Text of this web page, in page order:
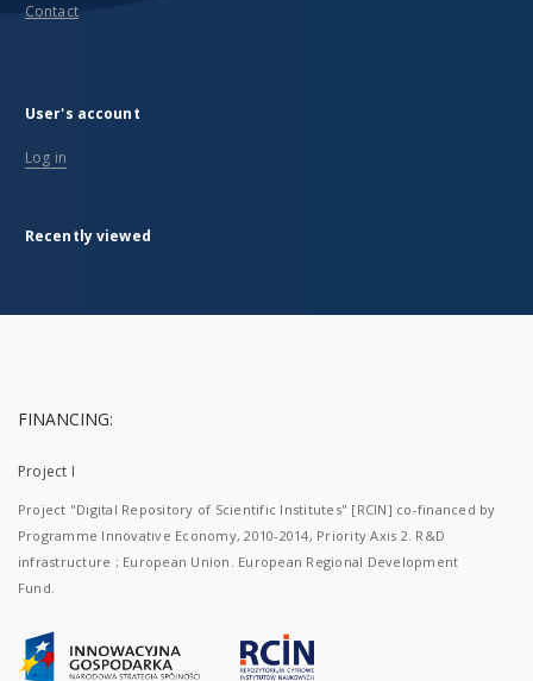
Contact
User's account
Log in
Recently viewed
FINANCING:
Project I
Project "Digital Repository of Scientific Institutes" [RCIN] co-financed by
Programme Innovative Economy, 2010-2014, Priority Axis 2. R&D
infrastructure ; European Union. European Regional Development
Fund.